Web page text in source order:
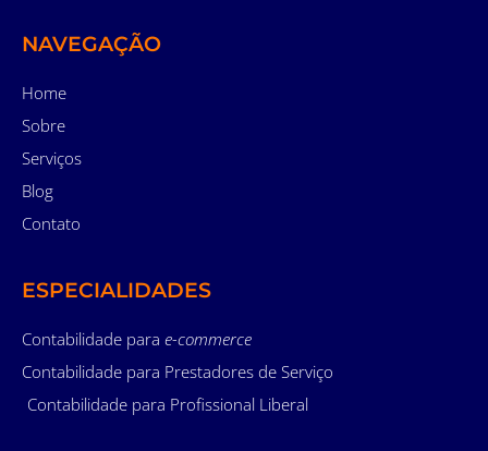
NAVEGAÇÃO
Home
Sobre
Serviços
Blog
Contato
ESPECIALIDADES
Contabilidade para e-commerce
Contabilidade para Prestadores de Serviço
Contabilidade para Profissional Liberal